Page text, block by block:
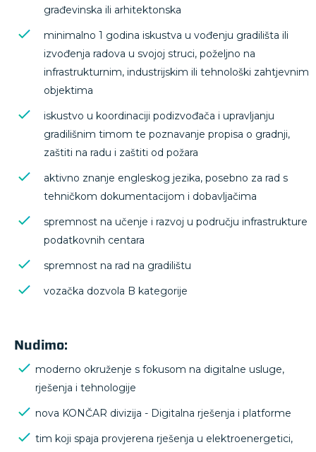
građevinska ili arhitektonska
minimalno 1 godina iskustva u vođenju gradilišta ili
izvođenja radova u svojoj struci, poželjno na
infrastrukturnim, industrijskim ili tehnološki zahtjevnim
objektima
iskustvo u koordinaciji podizvođača i upravljanju
gradilišnim timom te poznavanje propisa o gradnji,
zaštiti na radu i zaštiti od požara
aktivno znanje engleskog jezika, posebno za rad s
tehničkom dokumentacijom i dobavljačima
spremnost na učenje i razvoj u području infrastrukture
podatkovnih centara
spremnost na rad na gradilištu
vozačka dozvola B kategorije
Nudimo:
moderno okruženje s fokusom na digitalne usluge,
rješenja i tehnologije
nova KONČAR divizija - Digitalna rješenja i platforme
tim koji spaja provjerena rješenja u elektroenergetici,